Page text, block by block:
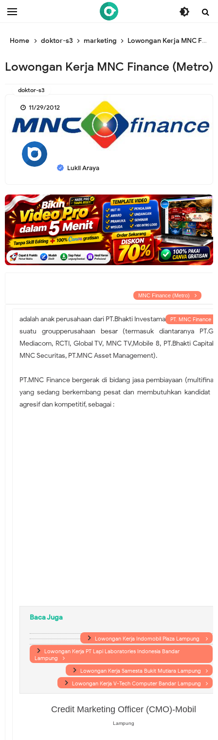
/* ganti br end */
Home doktor-s3 marketing Lowongan Kerja MNC Finance (Metro)
Lowongan Kerja MNC Finance (Metro)
doktor-s3
Lukil Araya
11/29/2012
MNC Finance (Metro)
PT. MNC Finance
adalah anak perusahaan dari PT.Bhakti Investama
suatu groupperusahaan besar (termasuk diantaranya
Mediacom, RCTI, Global TV, MNC TV,Mobile 8, PT.Bhakti Capital
MNC Securitas, PT.MNC Asset Management).
PT.MNC Finance bergerak di bidang jasa pembiayaan
yang sedang berkembang pesat dan membutuhkan kandidat
agresif dan kompetitif, sebagai :
Baca Juga
Lowongan Kerja Indomobil Plaza Lampung
Lowongan Kerja PT Lapi Laboratories Indonesia Bandar
Lampung
Lowongan Kerja Samesta Bukit Mutiara Lampung
Lowongan Kerja V-Tech Computer Bandar Lampung
Credit Marketing Officer (CMO)-Mobil
Lampung